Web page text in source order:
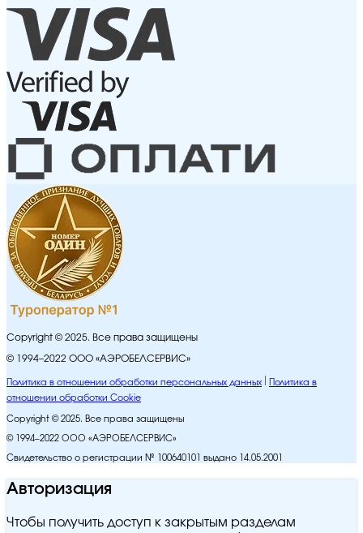
Copyright © 2025. Все права защищены
© 1994–2022 ООО «АЭРОБЕЛСЕРВИС»
Политика в отношении обработки персональных данных
Политика в
отношении обработки Cookie
Copyright © 2025. Все права защищены
© 1994–2022 ООО «АЭРОБЕЛСЕРВИС»
Свидетельство о регистрации № 100640101 выдано 14.05.2001
Авторизация
Чтобы получить доступ к закрытым разделам